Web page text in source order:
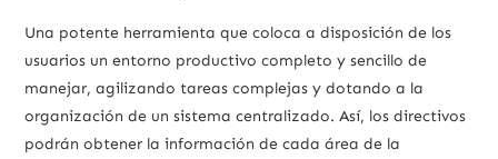
Una potente herramienta que coloca a disposición de los
usuarios un entorno productivo completo y sencillo de
manejar, agilizando tareas complejas y dotando a la
organización de un sistema centralizado. Así, los directivos
podrán obtener la información de cada área de la